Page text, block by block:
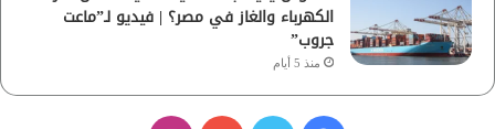
الكهرباء والغاز في مصر؟ | فيديو لـ”ماعت
جروب”
منذ 5 أيام